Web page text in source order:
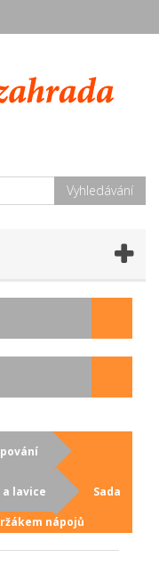
Vyhledávání
a lavice
Sada
nápojů